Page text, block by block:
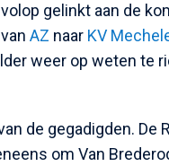
gelinkt aan de
AZ naar KV
weer op weten te
de gegadigden.
om Van